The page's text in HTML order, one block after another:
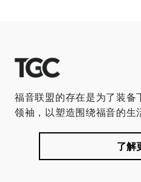
福音联盟的存在是为了装备
领袖，以塑造围绕福音的生
了解